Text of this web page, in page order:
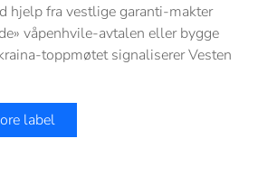
hjelp fra vestlige garanti-makter
våpenhvile-avtalen eller bygge
toppmøtet signaliserer Vesten
label